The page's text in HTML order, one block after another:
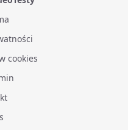
cookies